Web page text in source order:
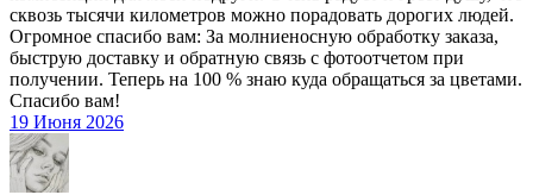
сквозь тысячи километров можно порадовать дорогих людей.
Огромное спасибо вам: За молниеносную обработку заказа,
быструю доставку и обратную связь с фотоотчетом при
получении. Теперь на 100 % знаю куда обращаться за цветами.
Спасибо вам!
19 Июня 2026